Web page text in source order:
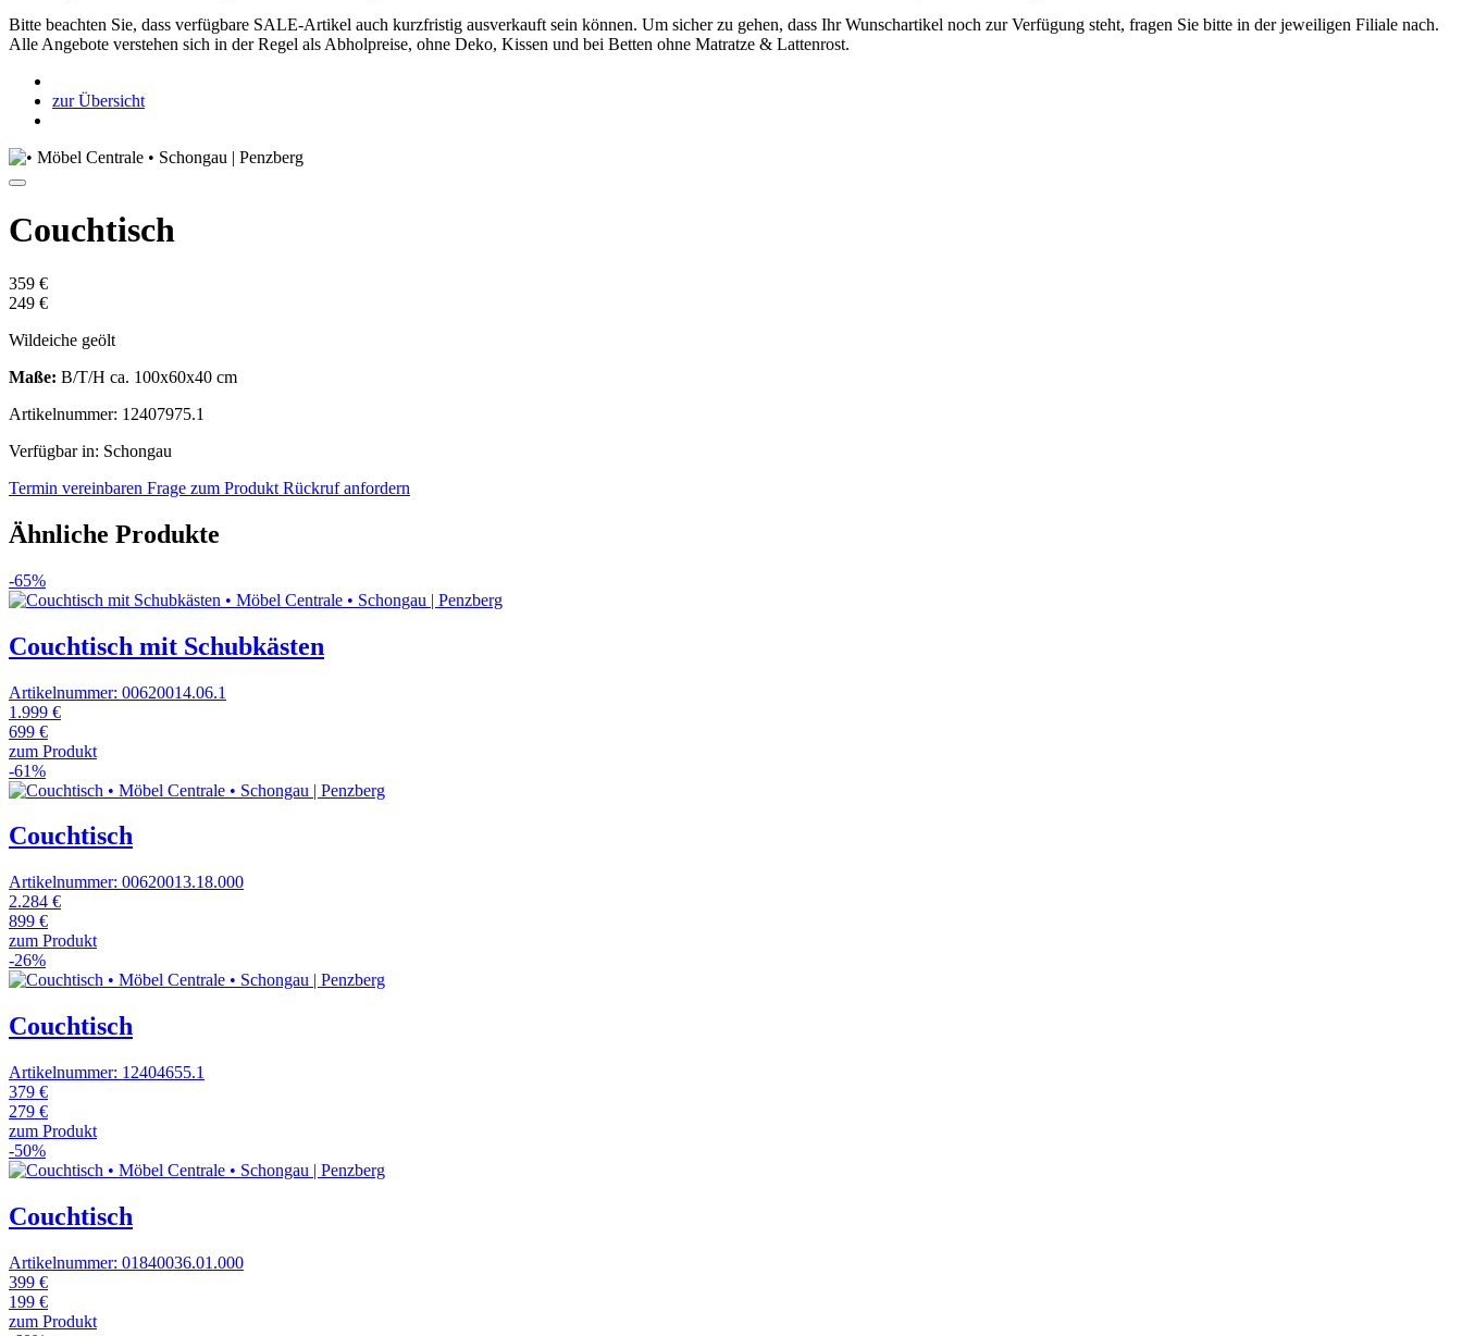
Bitte beachten Sie, dass verfügbare SALE-Artikel auch kurzfristig ausverkauft sein können. Um sicher zu gehen, dass Ihr Wunschartikel noch zur Verfügung steht, fragen Sie bitte in der jeweiligen Filiale nach.
Alle Angebote verstehen sich in der Regel als Abholpreise, ohne Deko, Kissen und bei Betten ohne Matratze & Lattenrost.
zur Übersicht
Couchtisch
359 €
249 €
Wildeiche geölt
Maße: B/T/H ca. 100x60x40 cm
Artikelnummer: 12407975.1
Verfügbar in: Schongau
Termin vereinbaren Frage zum Produkt Rückruf anfordern
Ähnliche Produkte
-65%
Couchtisch mit Schubkästen
Artikelnummer: 00620014.06.1
1.999 €
699 €
zum Produkt
-61%
Couchtisch
Artikelnummer: 00620013.18.000
2.284 €
899 €
zum Produkt
-26%
Couchtisch
Artikelnummer: 12404655.1
379 €
279 €
zum Produkt
-50%
Couchtisch
Artikelnummer: 01840036.01.000
399 €
199 €
zum Produkt